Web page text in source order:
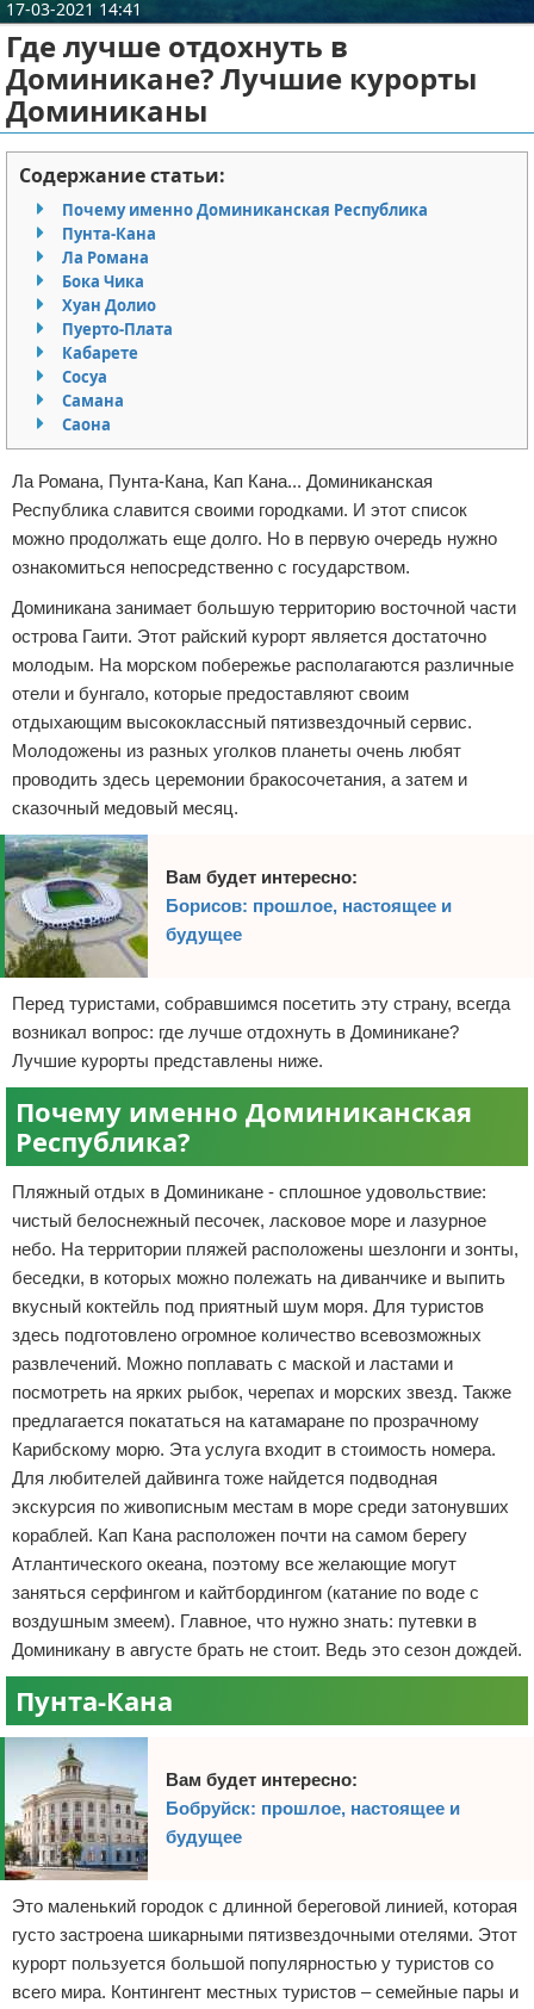
Разное
Право
Отказ от ответственности
17-03-2021 14:41
Где лучше отдохнуть в
Доминикане? Лучшие курорты
Доминиканы
Содержание статьи:
Почему именно Доминиканская Республика
Пунта-Кана
Ла Романа
Бока Чика
Хуан Долио
Пуерто-Плата
Кабарете
Сосуа
Самана
Саона
Ла Романа, Пунта-Кана, Кап Кана... Доминиканская
Республика славится своими городками. И этот список
можно продолжать еще долго. Но в первую очередь нужно
ознакомиться непосредственно с государством.
Доминикана занимает большую территорию восточной части
острова Гаити. Этот райский курорт является достаточно
молодым. На морском побережье располагаются различные
отели и бунгало, которые предоставляют своим
отдыхающим высококлассный пятизвездочный сервис.
Молодожены из разных уголков планеты очень любят
проводить здесь церемонии бракосочетания, а затем и
сказочный медовый месяц.
Вам будет интересно:
Борисов: прошлое, настоящее и
будущее
Перед туристами, собравшимся посетить эту страну, всегда
возникал вопрос: где лучше отдохнуть в Доминикане?
Лучшие курорты представлены ниже.
Почему именно Доминиканская
Республика?
Пляжный отдых в Доминикане - сплошное удовольствие:
чистый белоснежный песочек, ласковое море и лазурное
небо. На территории пляжей расположены шезлонги и зонты,
беседки, в которых можно полежать на диванчике и выпить
вкусный коктейль под приятный шум моря. Для туристов
здесь подготовлено огромное количество всевозможных
развлечений. Можно поплавать с маской и ластами и
посмотреть на ярких рыбок, черепах и морских звезд. Также
предлагается покататься на катамаране по прозрачному
Карибскому морю. Эта услуга входит в стоимость номера.
Для любителей дайвинга тоже найдется подводная
экскурсия по живописным местам в море среди затонувших
кораблей. Кап Кана расположен почти на самом берегу
Атлантического океана, поэтому все желающие могут
заняться серфингом и кайтбордингом (катание по воде с
воздушным змеем). Главное, что нужно знать: путевки в
Доминикану в августе брать не стоит. Ведь это сезон дождей.
Пунта-Кана
Вам будет интересно:
Бобруйск: прошлое, настоящее и
будущее
Это маленький городок с длинной береговой линией, которая
густо застроена шикарными пятизвездочными отелями. Этот
курорт пользуется большой популярностью у туристов со
всего мира. Контингент местных туристов – семейные пары и